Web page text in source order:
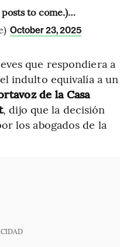
to come.)…
October 23, 2025
que respondiera a
indulto equivalía a un
de la Casa
, dijo que la decisión
los abogados de la